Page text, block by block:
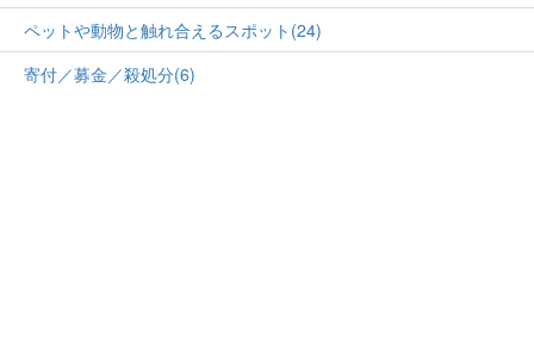
ペットや動物と触れ合えるスポット(24)
寄付／募金／殺処分(6)